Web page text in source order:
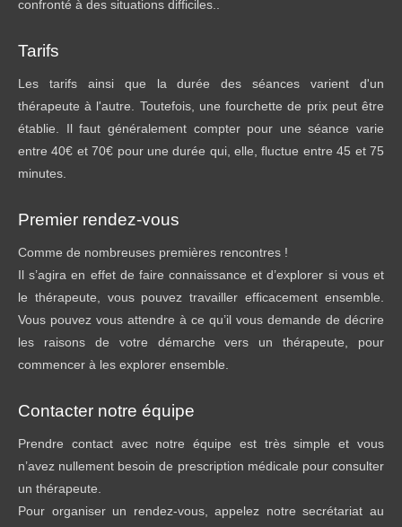
confronté à des situations difficiles..
Tarifs
Les tarifs ainsi que la durée des séances varient d'un
thérapeute à l'autre. Toutefois, une fourchette de prix peut être
établie. Il faut généralement compter pour une séance varie
entre 40€ et 70€ pour une durée qui, elle, fluctue entre 45 et 75
minutes.
Premier rendez-vous
Comme de nombreuses premières rencontres !
Il s’agira en effet de faire connaissance et d’explorer si vous et
le thérapeute, vous pouvez travailler efficacement ensemble.
Vous pouvez vous attendre à ce qu’il vous demande de décrire
les raisons de votre démarche vers un thérapeute, pour
commencer à les explorer ensemble.
Contacter notre équipe
Prendre contact avec notre équipe est très simple et vous
n’avez nullement besoin de prescription médicale pour consulter
un thérapeute.
Pour organiser un rendez-vous, appelez notre secrétariat au